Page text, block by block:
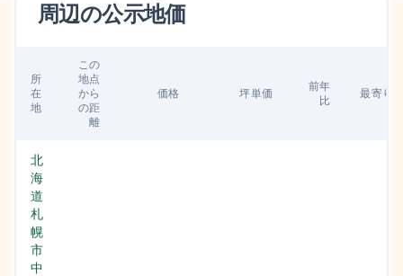
周辺の公示地価
所
在
地
この
地点
から
の距
離
価格 坪単価
前年
比
最寄り
北
海
道
札
幌
市
中